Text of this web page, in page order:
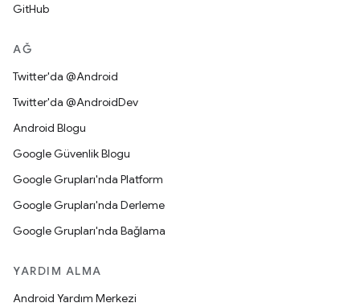
GitHub
AĞ
Twitter'da @Android
Twitter'da @AndroidDev
Android Blogu
Google Güvenlik Blogu
Google Grupları'nda Platform
Google Grupları'nda Derleme
Google Grupları'nda Bağlama
YARDIM ALMA
Android Yardım Merkezi